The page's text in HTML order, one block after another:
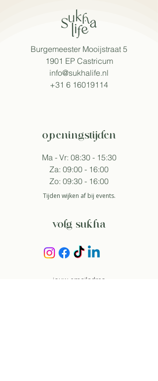
Burgemeester Mooijstraat 5
1901 EP Castricum​
info@sukhalife.nl
+31 6 16019114
openingstijden
Ma - Vr: 08:30 - 15:30
Za: 09:00 - 16:00
Zo: 09:30 - 16:00
Tijden wijken af bij events.
volg sukha